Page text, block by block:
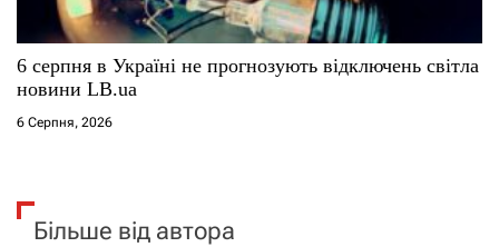
6 серпня в Україні не прогнозують відключень світла
новини LB.ua
6 Серпня, 2026
Більше від автора